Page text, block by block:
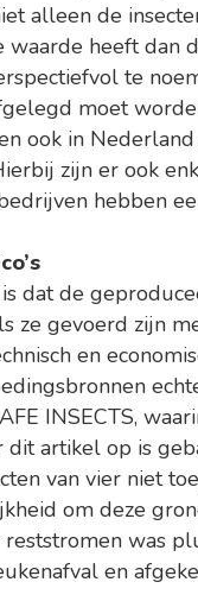
alleen de
waarde heeft dan
te
moet
ook in
zijn er ook
hebben
dat de
ze gevoerd zijn
en
INSECTS,
artikel op is
van vier niet
om deze
reststromen was
en